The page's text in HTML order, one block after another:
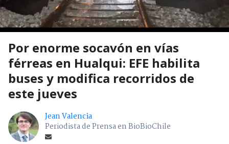
Por enorme socavón en vías
férreas en Hualqui: EFE habilita
buses y modifica recorridos de
este jueves
Jean Valencia
Periodista de Prensa en BioBioChile